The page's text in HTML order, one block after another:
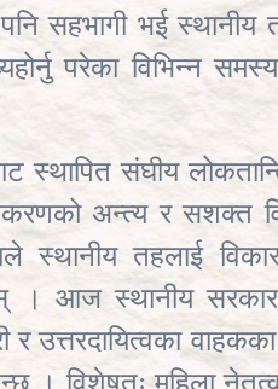
सहभागी भई स्थानीय
परेका विभिन्न
स्थापित संघीय
अन्त्य र सशक्त
स्थानीय तहलाई
आज स्थानीय
र उत्तरदायित्वका
। विशेषतः महिला